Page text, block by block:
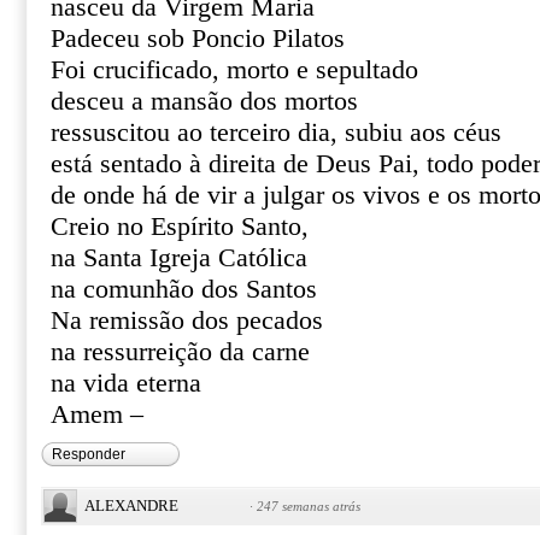
nasceu da Virgem Maria
Padeceu sob Poncio Pilatos
Foi crucificado, morto e sepultado
desceu a mansão dos mortos
ressuscitou ao terceiro dia, subiu aos céus
está sentado à direita de Deus Pai, todo
de onde há de vir a julgar os vivos e os
Creio no Espírito Santo,
na Santa Igreja Católica
na comunhão dos Santos
Na remissão dos pecados
na ressurreição da carne
na vida eterna
Amem –
Responder
ALEXANDRE · 247 semanas atrás